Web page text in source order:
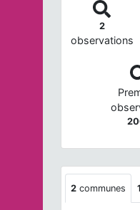
2
observations
2 communes 1